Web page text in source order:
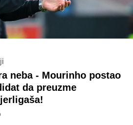
neba - Mourinho postao
da preuzme